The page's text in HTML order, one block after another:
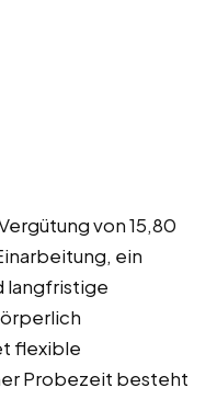
von 15,80
ein
langfristige
flexible
Probezeit besteht